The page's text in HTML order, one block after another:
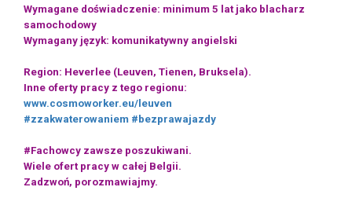
Wymagane doświadczenie: minimum 5 lat jako blacharz
samochodowy
Wymagany język: komunikatywny angielski
Region: Heverlee (Leuven, Tienen, Bruksela).
Inne oferty pracy z tego regionu:
www.cosmoworker.eu/leuven
#zzakwaterowaniem #bezprawajazdy
#Fachowcy zawsze poszukiwani.
Wiele ofert pracy w całej Belgii.
Zadzwoń, porozmawiajmy.